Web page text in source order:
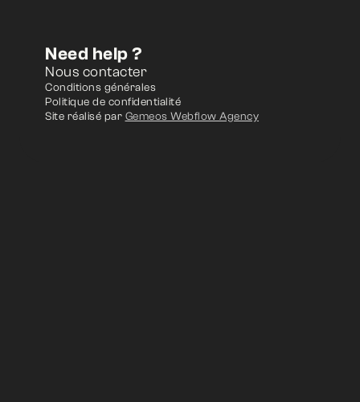
Need help ?
Nous contacter
Conditions générales
Politique de confidentialité
Site réalisé par Gemeos Webflow Agency